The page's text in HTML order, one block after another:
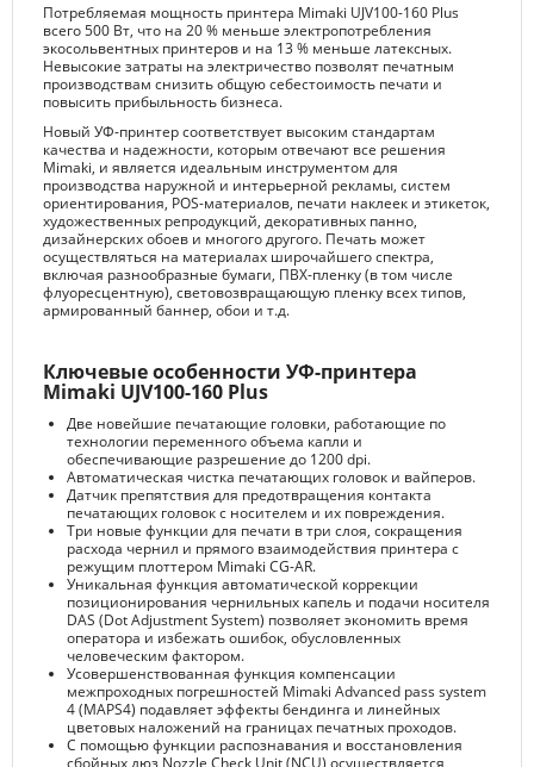
Потребляемая мощность принтера Mimaki UJV100-160 Plus
всего 500 Вт, что на 20 % меньше электропотребления
экосольвентных принтеров и на 13 % меньше латексных.
Невысокие затраты на электричество позволят печатным
производствам снизить общую себестоимость печати и
повысить прибыльность бизнеса.
Новый УФ-принтер соответствует высоким стандартам
качества и надежности, которым отвечают все решения
Mimaki, и является идеальным инструментом для
производства наружной и интерьерной рекламы, систем
ориентирования, POS-материалов, печати наклеек и этикеток,
художественных репродукций, декоративных панно,
дизайнерских обоев и многого другого. Печать может
осуществляться на материалах широчайшего спектра,
включая разнообразные бумаги, ПВХ-пленку (в том числе
флуоресцентную), световозвращающую пленку всех типов,
армированный баннер, обои и т.д.
Ключевые особенности УФ-принтера
Mimaki UJV100-160 Plus
Две новейшие печатающие головки, работающие по
технологии переменного объема капли и
обеспечивающие разрешение до 1200 dpi.
Автоматическая чистка печатающих головок и вайперов.
Датчик препятствия для предотвращения контакта
печатающих головок с носителем и их повреждения.
Три новые функции для печати в три слоя, сокращения
расхода чернил и прямого взаимодействия принтера с
режущим плоттером Mimaki CG-AR.
Уникальная функция автоматической коррекции
позиционирования чернильных капель и подачи носителя
DAS (Dot Adjustment System) позволяет экономить время
оператора и избежать ошибок, обусловленных
человеческим фактором.
Усовершенствованная функция компенсации
межпроходных погрешностей Mimaki Advanced pass system
4 (MAPS4) подавляет эффекты бендинга и линейных
цветовых наложений на границах печатных проходов.
С помощью функции распознавания и восстановления
сбойных дюз Nozzle Check Unit (NCU) осуществляется